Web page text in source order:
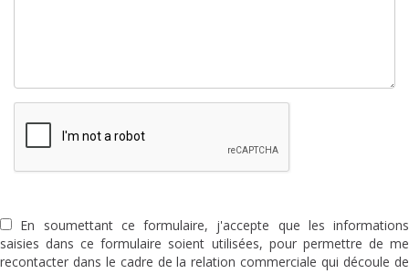
En soumettant ce formulaire, j'accepte que les informations
saisies dans ce formulaire soient utilisées, pour permettre de me
recontacter dans le cadre de la relation commerciale qui découle de